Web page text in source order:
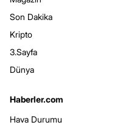
Son Dakika
Kripto
3.Sayfa
Dünya
Haberler.com
Hava Durumu